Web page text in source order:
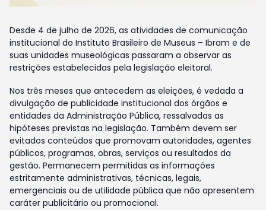
Desde 4 de julho de 2026, as atividades de comunicação
institucional do Instituto Brasileiro de Museus – Ibram e de
suas unidades museológicas passaram a observar as
restrições estabelecidas pela legislação eleitoral.
Nos três meses que antecedem as eleições, é vedada a
divulgação de publicidade institucional dos órgãos e
entidades da Administração Pública, ressalvadas as
hipóteses previstas na legislação. Também devem ser
evitados conteúdos que promovam autoridades, agentes
públicos, programas, obras, serviços ou resultados da
gestão. Permanecem permitidas as informações
estritamente administrativas, técnicas, legais,
emergenciais ou de utilidade pública que não apresentem
caráter publicitário ou promocional.